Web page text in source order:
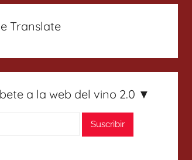
Translate
a la web del vino 2.0 ▼